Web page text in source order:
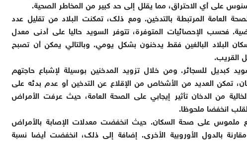
على أي الاحتراق، مما يقلل إلى حد كبير من المخاطر الصحية.
العامة المرتبطة بالتدخين. ومع ذلك، تمكنت البلاد من تقليل عدد
فحسب الإحصائيات المتوفرة، تتوفر السويد حاليا على أدنى معدل
حيث أن نسبة 5.8% من سكان البلاد البالغين فقط يدخنون بشكل يومي. وبالتالي يمكن أن تصبح
القريب.
للسجائر. ومن خلال تزويد المدخنين بوسيلة لإشباع حاجتهم
تمكن العديد من الأشخاص من الإقلاع عن التدخين أو عدم بدئه على
من الدخان تأثير إيجابي على الصحة العامة، حيث عرفت الأمراض
انخفضا ملحوظا.
ملموس على صحة السكان. حيث انخفضت معدلات الإصابة بالأمراض
بالدول الأوروبية الأخرى. إضافة إلى ذلك، انخفضت أيضا نسبة